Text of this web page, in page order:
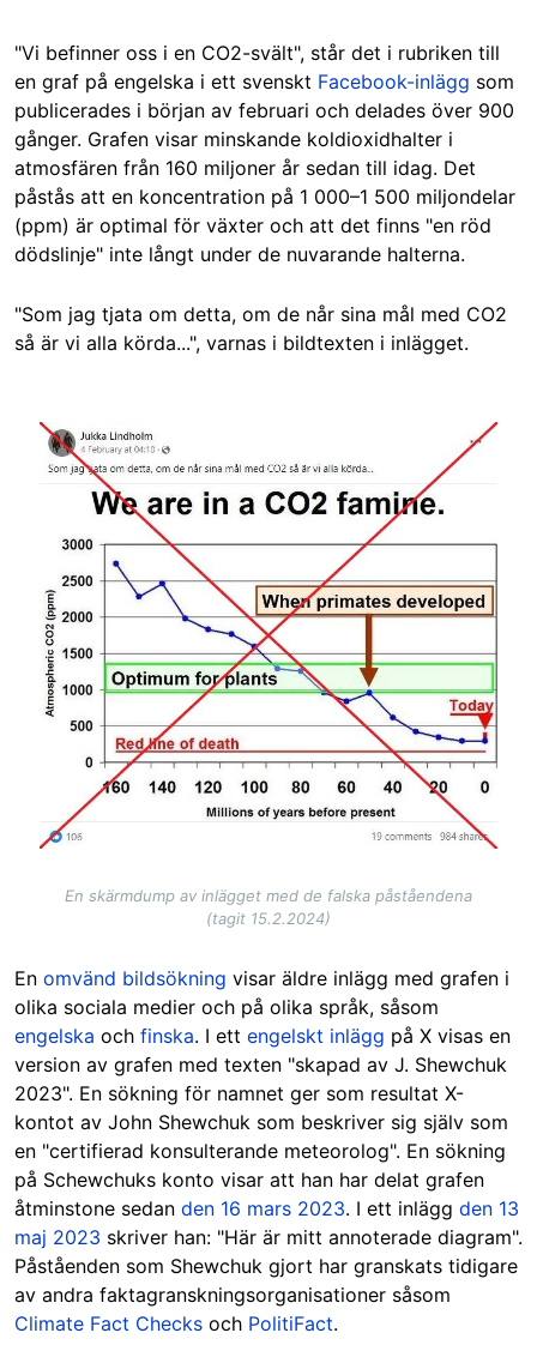
"Vi befinner oss i en CO2-svält", står det i rubriken till
en graf på engelska i ett svenskt Facebook-inlägg som
publicerades i början av februari och delades över 900
gånger. Grafen visar minskande koldioxidhalter i
atmosfären från 160 miljoner år sedan till idag. Det
påstås att en koncentration på 1 000–1 500 miljondelar
(ppm) är optimal för växter och att det finns "en röd
dödslinje" inte långt under de nuvarande halterna.
"Som jag tjata om detta, om de når sina mål med CO2
så är vi alla körda...", varnas i bildtexten i inlägget.
Image
En skärmdump av inlägget med de falska påståendena
(tagit 15.2.2024)
En omvänd bildsökning visar äldre inlägg med grafen i
olika sociala medier och på olika språk, såsom
engelska och finska. I ett engelskt inlägg på X visas en
version av grafen med texten "skapad av J. Shewchuk
2023". En sökning för namnet ger som resultat X-
kontot av John Shewchuk som beskriver sig själv som
en "certifierad konsulterande meteorolog". En sökning
på Schewchuks konto visar att han har delat grafen
åtminstone sedan den 16 mars 2023. I ett inlägg den 13
maj 2023 skriver han: "Här är mitt annoterade diagram".
Påståenden som Shewchuk gjort har granskats tidigare
av andra faktagranskningsorganisationer såsom
Climate Fact Checks och PolitiFact.